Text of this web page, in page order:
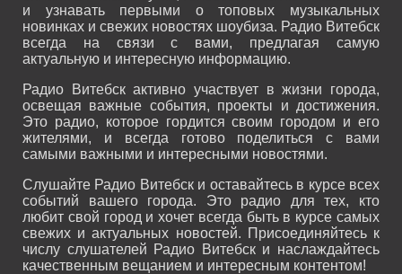
и узнавать первыми о топовых музыкальных
новинках и свежих новостях шоубиза. Радио Витебск
всегда на связи с вами, предлагая самую
актуальную и интересную информацию.
Радио Витебск активно участвует в жизни города,
освещая важные события, проекты и достижения.
Это радио, которое гордится своим городом и его
жителями, и всегда готово поделиться с вами
самыми важными и интересными новостями.
Слушайте Радио Витебск и оставайтесь в курсе всех
событий вашего города. Это радио для тех, кто
любит свой город и хочет всегда быть в курсе самых
свежих и актуальных новостей. Присоединяйтесь к
числу слушателей Радио Витебск и наслаждайтесь
качественным вещанием и интересным контентом!